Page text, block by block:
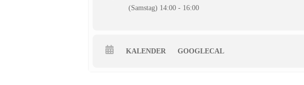
(Samstag) 14:00 - 16:00
KALENDER GOOGLECAL